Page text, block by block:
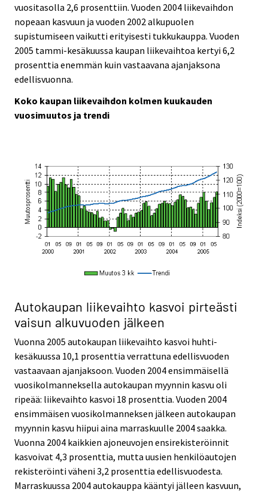
vuositasolla 2,6 prosenttiin. Vuoden 2004 liikevaihdon
nopeaan kasvuun ja vuoden 2002 alkupuolen
supistumiseen vaikutti erityisesti tukkukauppa. Vuoden
2005 tammi-kesäkuussa kaupan liikevaihtoa kertyi 6,2
prosenttia enemmän kuin vastaavana ajanjaksona
edellisvuonna.
Koko kaupan liikevaihdon kolmen kuukauden
vuosimuutos ja trendi
Autokaupan liikevaihto kasvoi pirteästi
vaisun alkuvuoden jälkeen
Vuonna 2005 autokaupan liikevaihto kasvoi huhti-
kesäkuussa 10,1 prosenttia verrattuna edellisvuoden
vastaavaan ajanjaksoon. Vuoden 2004 ensimmäisellä
vuosikolmanneksella autokaupan myynnin kasvu oli
ripeää: liikevaihto kasvoi 18 prosenttia. Vuoden 2004
ensimmäisen vuosikolmanneksen jälkeen autokaupan
myynnin kasvu hiipui aina marraskuulle 2004 saakka.
Vuonna 2004 kaikkien ajoneuvojen ensirekisteröinnit
kasvoivat 4,3 prosenttia, mutta uusien henkilöautojen
rekisteröinti väheni 3,2 prosenttia edellisvuodesta.
Marraskuussa 2004 autokauppa kääntyi jälleen kasvuun,